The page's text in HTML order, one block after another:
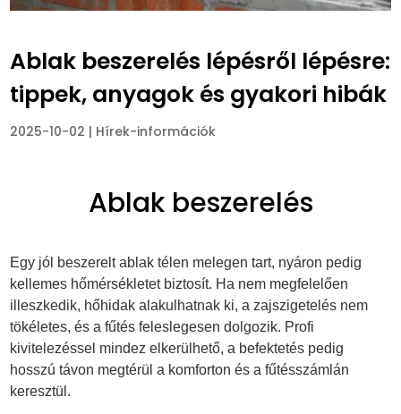
Ablak beszerelés lépésről lépésre:
tippek, anyagok és gyakori hibák
2025-10-02 | Hírek-információk
Ablak beszerelés
Egy jól beszerelt ablak télen melegen tart, nyáron pedig
kellemes hőmérsékletet biztosít. Ha nem megfelelően
illeszkedik, hőhidak alakulhatnak ki, a zajszigetelés nem
tökéletes, és a fűtés feleslegesen dolgozik. Profi
kivitelezéssel mindez elkerülhető, a befektetés pedig
hosszú távon megtérül a komforton és a fűtésszámlán
keresztül.